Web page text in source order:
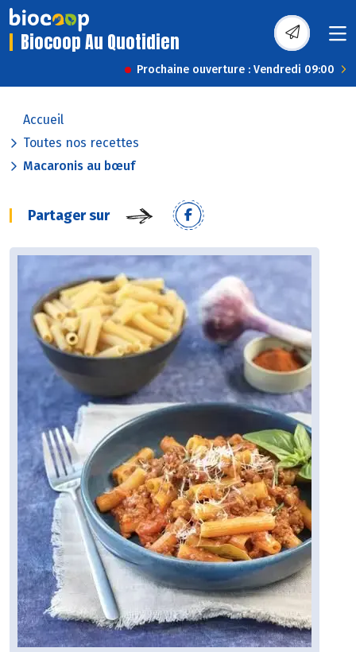
Biocoop Au Quotidien
Prochaine ouverture : Vendredi 09:00
Accueil
Toutes nos recettes
Macaronis au bœuf
Partager sur